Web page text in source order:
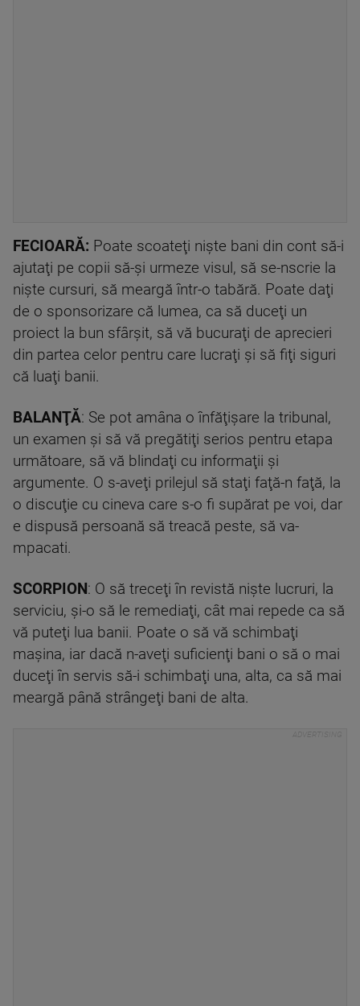
FECIOARĂ: Poate scoateţi nişte bani din cont să-i
ajutaţi pe copii să-şi urmeze visul, să se-nscrie la
nişte cursuri, să meargă într-o tabără. Poate daţi
de o sponsorizare că lumea, ca să duceţi un
proiect la bun sfârşit, să vă bucuraţi de aprecieri
din partea celor pentru care lucraţi şi să fiţi siguri
că luaţi banii.
BALANŢĂ: Se pot amâna o înfăţişare la tribunal,
un examen şi să vă pregătiţi serios pentru etapa
următoare, să vă blindaţi cu informaţii şi
argumente. O s-aveţi prilejul să staţi faţă-n faţă, la
o discuţie cu cineva care s-o fi supărat pe voi, dar
e dispusă persoană să treacă peste, să va-
mpacati.
SCORPION: O să treceţi în revistă nişte lucruri, la
serviciu, şi-o să le remediaţi, cât mai repede ca să
vă puteţi lua banii. Poate o să vă schimbaţi
maşina, iar dacă n-aveţi suficienţi bani o să o mai
duceţi în servis să-i schimbaţi una, alta, ca să mai
meargă până strângeţi bani de alta.